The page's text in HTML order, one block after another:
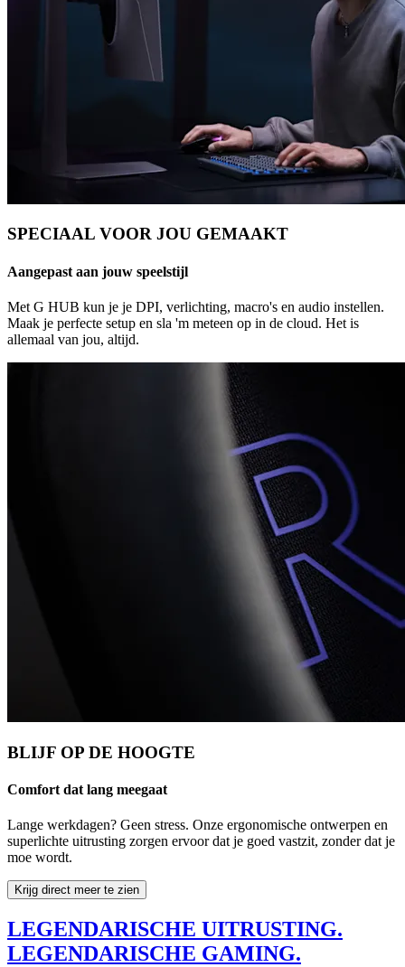
SPECIAAL VOOR JOU GEMAAKT
Aangepast aan jouw speelstijl
Met G HUB kun je je DPI, verlichting, macro's en audio instellen.
Maak je perfecte setup en sla 'm meteen op in de cloud. Het is
allemaal van jou, altijd.
BLIJF OP DE HOOGTE
Comfort dat lang meegaat
Lange werkdagen? Geen stress. Onze ergonomische ontwerpen en
superlichte uitrusting zorgen ervoor dat je goed vastzit, zonder dat je
moe wordt.
Krijg direct meer te zien
LEGENDARISCHE UITRUSTING.
LEGENDARISCHE GAMING.